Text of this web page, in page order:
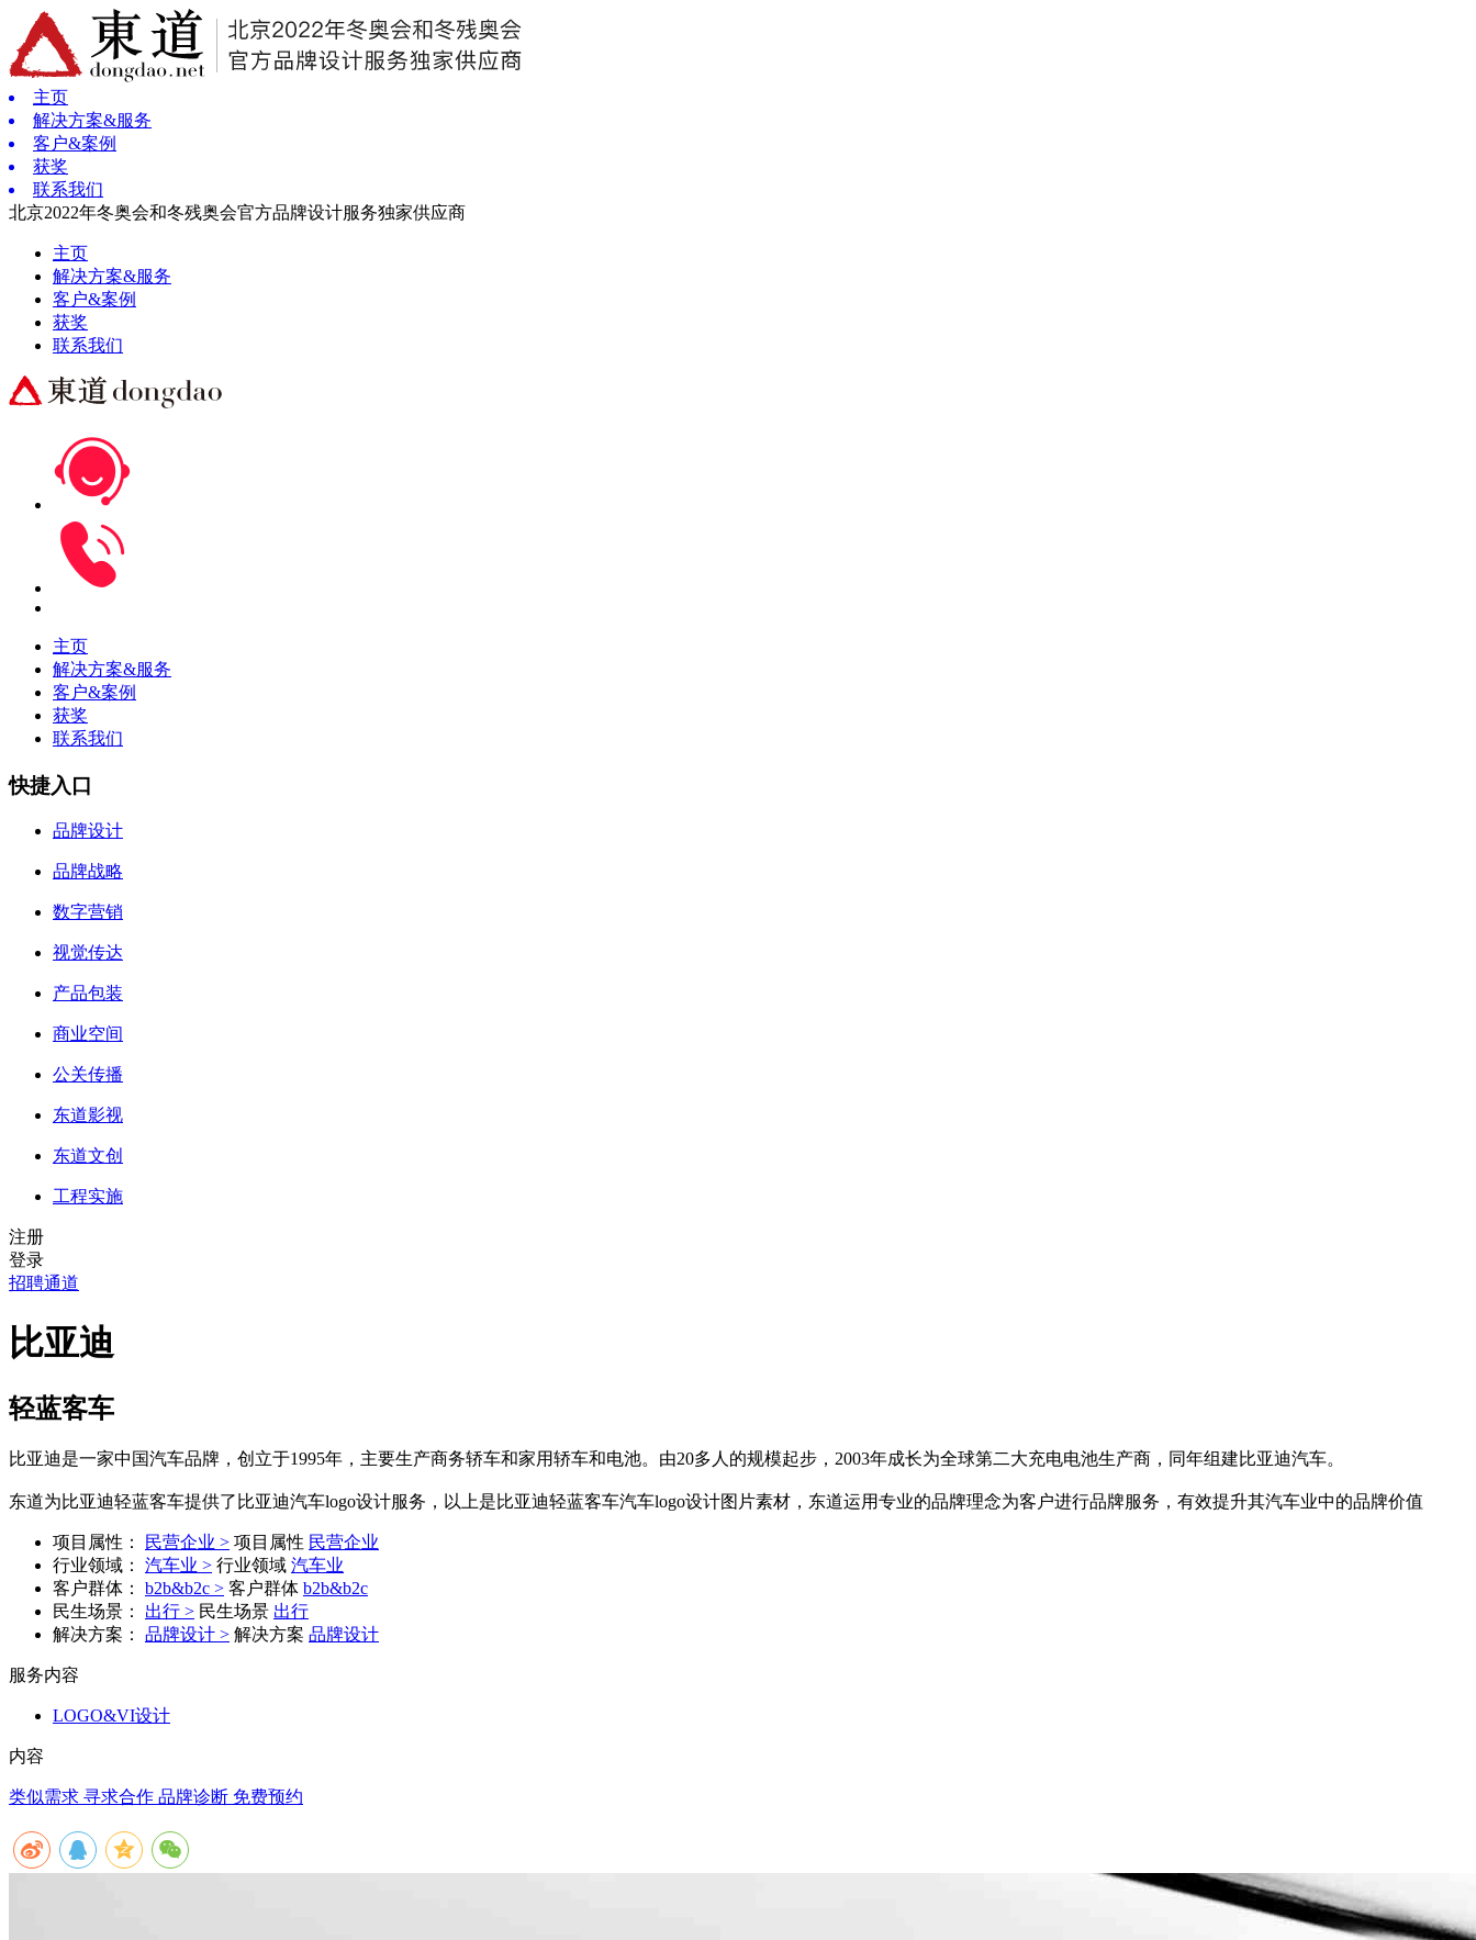
主页
解决方案&服务
客户&案例
获奖
联系我们
北京2022年冬奥会和冬残奥会官方品牌设计服务独家供应商
主页
解决方案&服务
客户&案例
获奖
联系我们
主页
解决方案&服务
客户&案例
获奖
联系我们
快捷入口
品牌设计
品牌战略
数字营销
视觉传达
产品包装
商业空间
公关传播
东道影视
东道文创
工程实施
注册
登录
招聘通道
比亚迪
轻蓝客车
比亚迪是一家中国汽车品牌，创立于1995年，主要生产商务轿车和家用轿车和电池。由20多人的规模起步，2003年成长为全球第二大充电电池生产商，同年组建比亚迪汽车。
东道为比亚迪轻蓝客车提供了比亚迪汽车logo设计服务，以上是比亚迪轻蓝客车汽车logo设计图片素材，东道运用专业的品牌理念为客户进行品牌服务，有效提升其汽车业中的品牌价值
项目属性： 民营企业 > 项目属性 民营企业
行业领域：
汽车业 > 行业领域 汽车业
客户群体：
b2b&b2c > 客户群体 b2b&b2c
民生场景：
出行 > 民生场景 出行
解决方案：
品牌设计 > 解决方案 品牌设计
服务内容
LOGO&VI设计
内容
类似需求 寻求合作 品牌诊断 免费预约